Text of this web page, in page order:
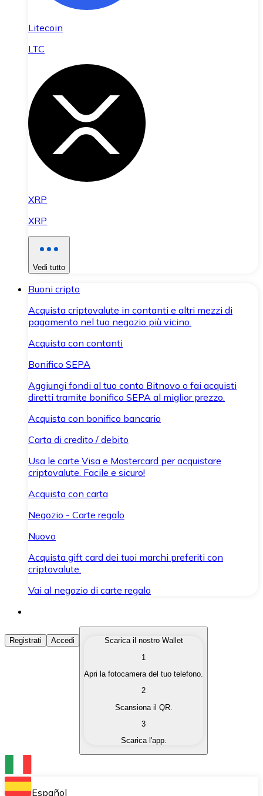
Litecoin
LTC
XRP
XRP
Vedi tutto
Buoni cripto
Acquista criptovalute in contanti e altri mezzi di
pagamento nel tuo negozio più vicino.
Acquista con contanti
Bonifico SEPA
Aggiungi fondi al tuo conto Bitnovo o fai acquisti
diretti tramite bonifico SEPA al miglior prezzo.
Acquista con bonifico bancario
Carta di credito / debito
Usa le carte Visa e Mastercard per acquistare
criptovalute. Facile e sicuro!
Acquista con carta
Negozio - Carte regalo
Nuovo
Acquista gift card dei tuoi marchi preferiti con
criptovalute.
Vai al negozio di carte regalo
Acquista Criptovalute
Acquista le criptovalute che ti interessano in modo
Converti le tue criptovalute in valuta fiat quando ne
Scambia una criptovaluta con un'altra
Conserva le tue cripto in un Wallet self-custodial.
Registrati Accedi
Scarica il nostro Wallet
1
Apri la fotocamera del tuo telefono.
2
Scansiona il QR.
3
Scarica l'app.
Español